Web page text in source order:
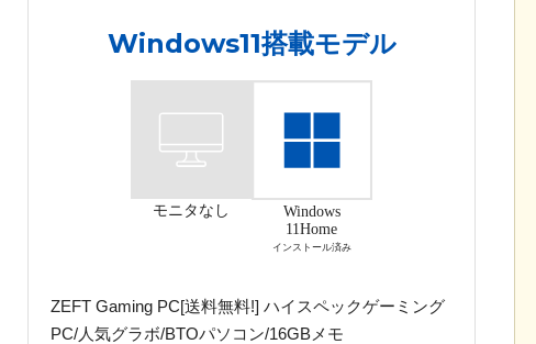
Windows11搭載モデル
モニタなし
Windows
11Home
インストール済み
ZEFT Gaming PC[送料無料!] ハイスペックゲーミング
PC/人気グラボ/BTOパソコン/16GBメモ